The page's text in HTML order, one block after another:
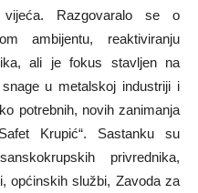
vijeća. Razgovaralo se o
ambijentu, reaktiviranju
ali je fokus stavljen na
u metalskoj industriji i
potrebnih, novih zanimanja
Krupić“. Sastanku su
privrednika,
općinskih službi, Zavoda za